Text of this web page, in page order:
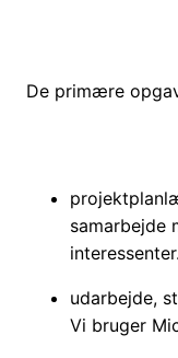
De primære
samarbejde
interessenter.
udarbejde,
Vi bruger